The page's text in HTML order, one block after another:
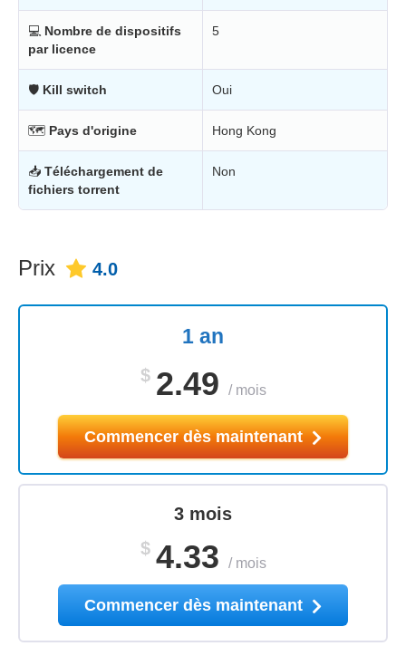
💻 Nombre de dispositifs
par licence
5
🛡 Kill switch Oui
🗺 Pays d'origine Hong Kong
📥 Téléchargement de
fichiers torrent
Non
Prix 4.0
1 an
$ 2.49 / mois
Commencer dès maintenant
3 mois
$ 4.33 / mois
Commencer dès maintenant